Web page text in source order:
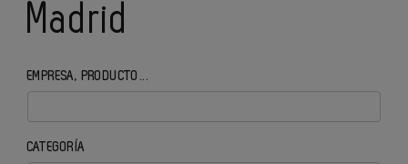
Madrid
EMPRESA, PRODUCTO...
CATEGORÍA